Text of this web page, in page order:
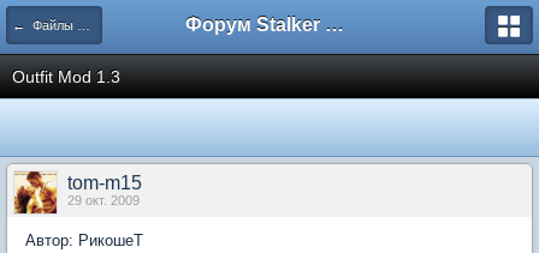
← Файлы и моды для ЗП Форум Stalker Simbion Mod
Outfit Mod 1.3
tom-m15
29 окт. 2009
Автор: РикошеТ